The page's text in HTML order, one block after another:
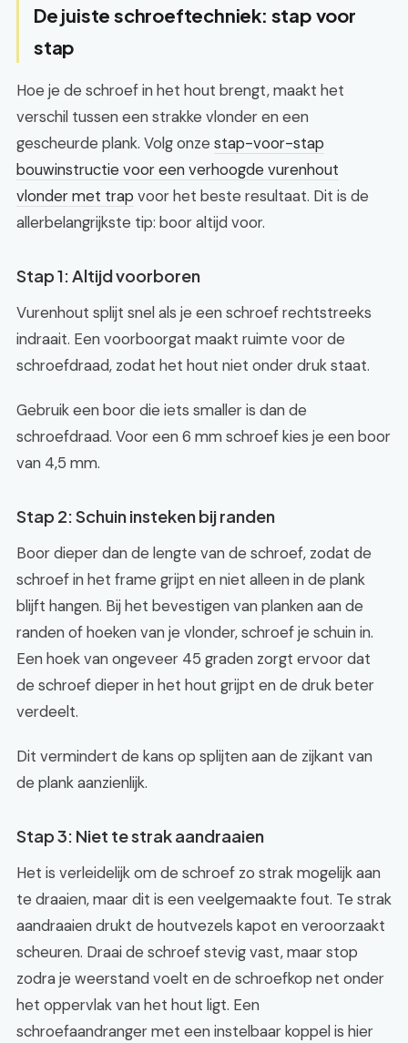
De juiste schroeftechniek: stap voor
stap
Hoe je de schroef in het hout brengt, maakt het
verschil tussen een strakke vlonder en een
gescheurde plank. Volg onze stap-voor-stap
bouwinstructie voor een verhoogde vurenhout
vlonder met trap voor het beste resultaat. Dit is de
allerbelangrijkste tip: boor altijd voor.
Stap 1: Altijd voorboren
Vurenhout splijt snel als je een schroef rechtstreeks
indraait. Een voorboorgat maakt ruimte voor de
schroefdraad, zodat het hout niet onder druk staat.
Gebruik een boor die iets smaller is dan de
schroefdraad. Voor een 6 mm schroef kies je een boor
van 4,5 mm.
Stap 2: Schuin insteken bij randen
Boor dieper dan de lengte van de schroef, zodat de
schroef in het frame grijpt en niet alleen in de plank
blijft hangen. Bij het bevestigen van planken aan de
randen of hoeken van je vlonder, schroef je schuin in.
Een hoek van ongeveer 45 graden zorgt ervoor dat
de schroef dieper in het hout grijpt en de druk beter
verdeelt.
Dit vermindert de kans op splijten aan de zijkant van
de plank aanzienlijk.
Stap 3: Niet te strak aandraaien
Het is verleidelijk om de schroef zo strak mogelijk aan
te draaien, maar dit is een veelgemaakte fout. Te strak
aandraaien drukt de houtvezels kapot en veroorzaakt
scheuren. Draai de schroef stevig vast, maar stop
zodra je weerstand voelt en de schroefkop net onder
het oppervlak van het hout ligt. Een
schroefaandranger met een instelbaar koppel is hier